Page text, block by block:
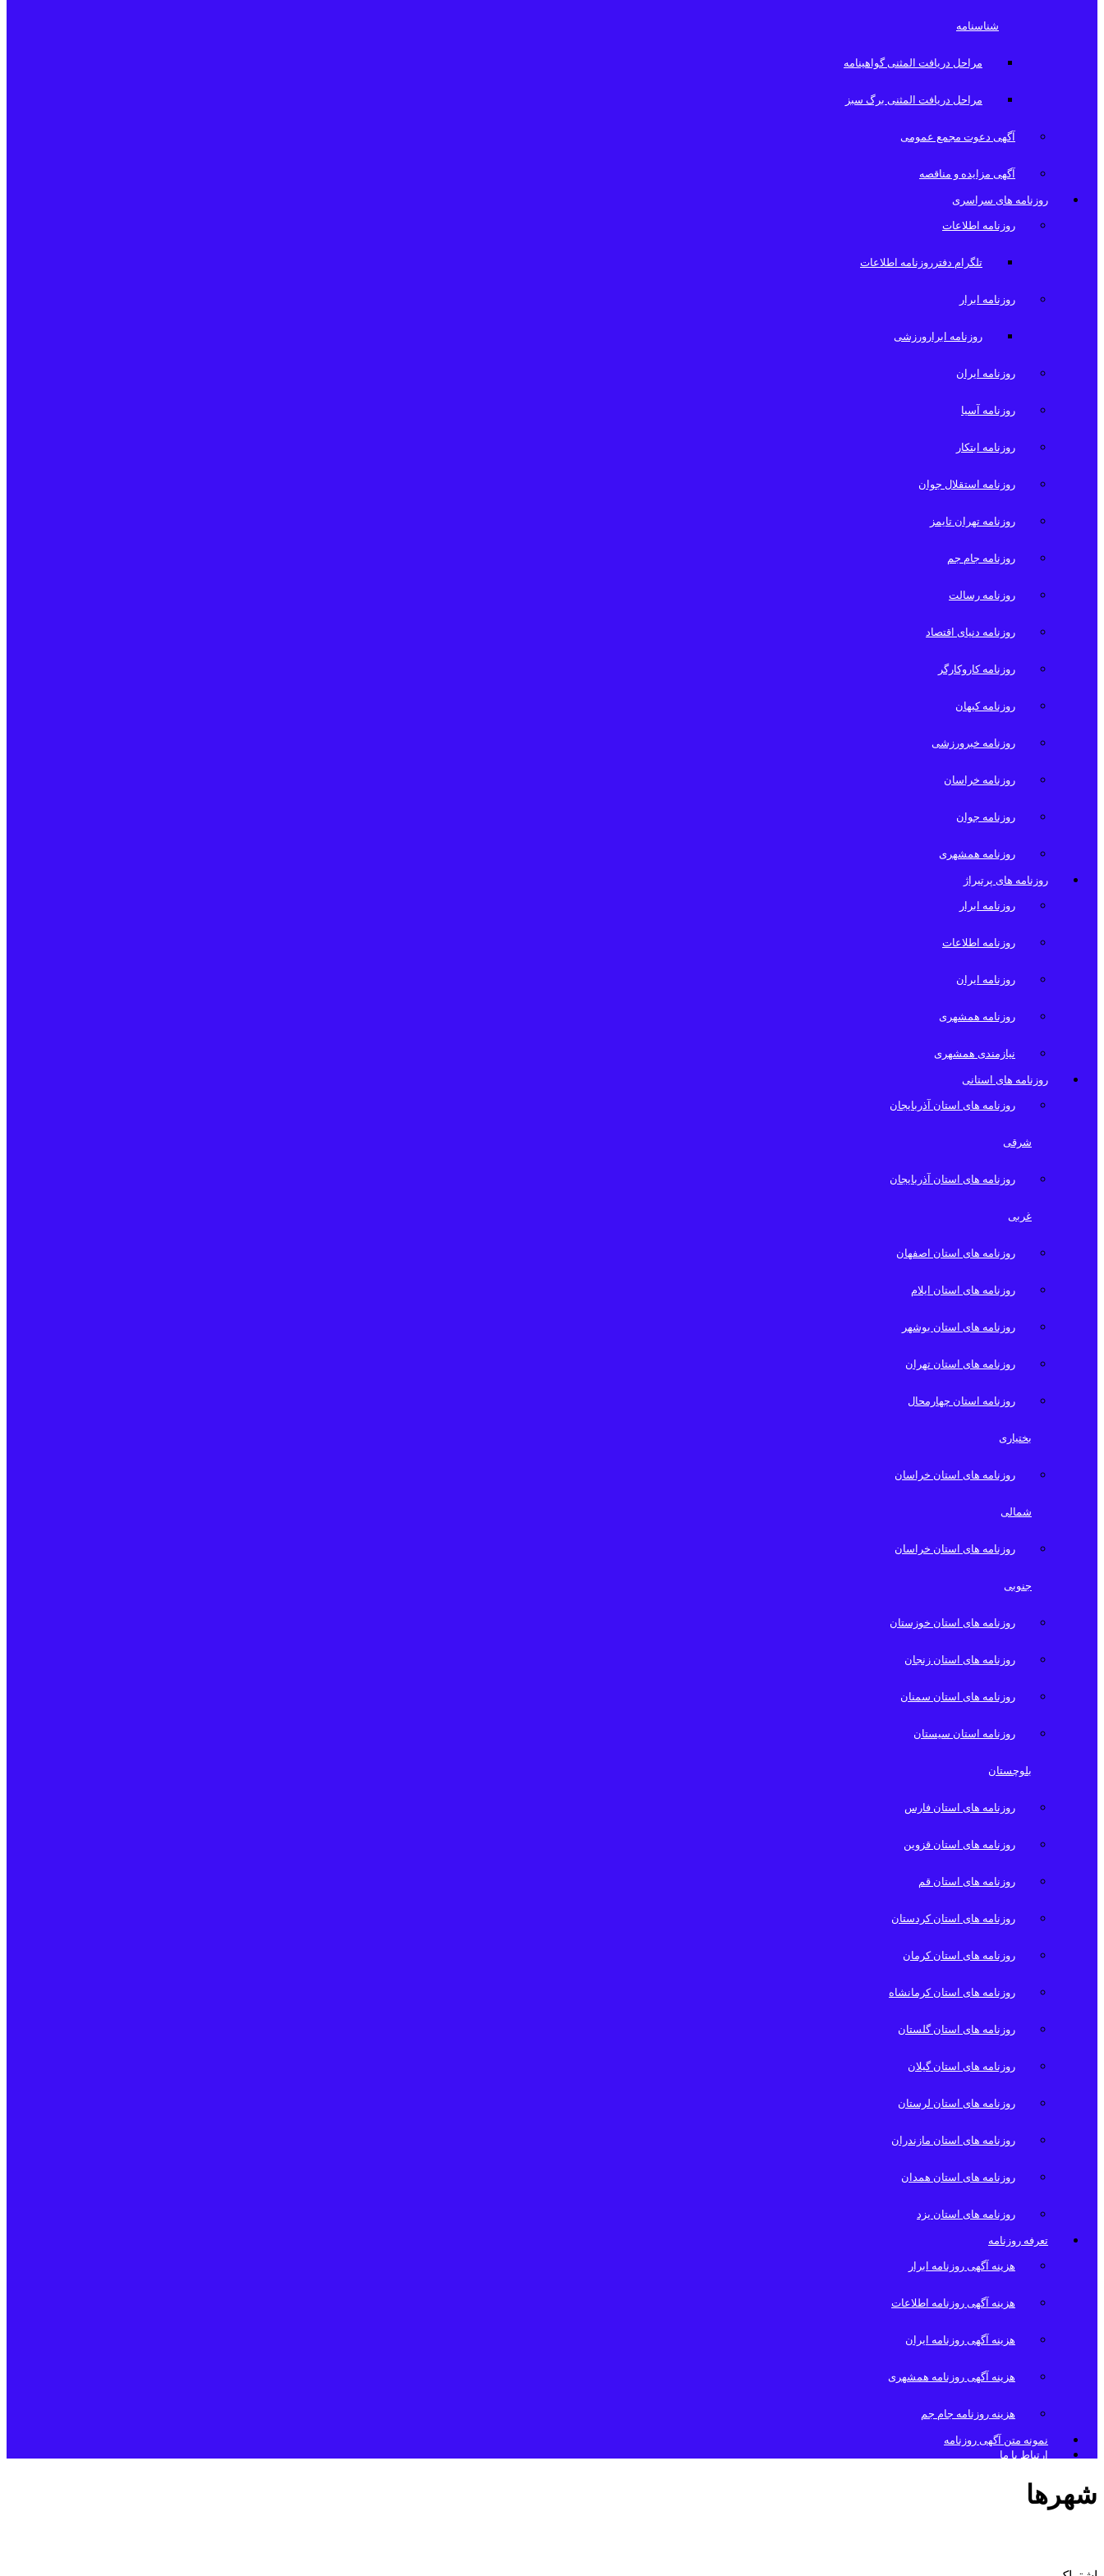
شناسنامه
مراحل دریافت المثنی گواهینامه
مراحل دریافت المثنی برگ سبز
آگهی دعوت مجمع عمومی
آگهی مزایده و مناقصه
روزنامه های سراسری
روزنامه اطلاعات
تلگرام دفترروزنامه اطلاعات
روزنامه ابرار
روزنامه ابرارورزشی
روزنامه ایران
روزنامه آسیا
روزنامه ابتکار
روزنامه استقلال جوان
روزنامه تهران تایمز
روزنامه جام جم
روزنامه رسالت
روزنامه دنیای اقتصاد
روزنامه کاروکارگر
روزنامه کیهان
روزنامه خبرورزشی
روزنامه خراسان
روزنامه جوان
روزنامه همشهری
روزنامه های پرتیراژ
روزنامه ابرار
روزنامه اطلاعات
روزنامه ایران
روزنامه همشهری
نیازمندی همشهری
روزنامه های استانی
روزنامه های استان آذربایجان
شرقی
روزنامه های استان آذربایجان
غربی
روزنامه های استان اصفهان
روزنامه های استان ایلام
روزنامه های استان بوشهر
روزنامه های استان تهران
روزنامه استان چهارمحال
بختیاری
روزنامه های استان خراسان
شمالی
روزنامه های استان خراسان
جنوبی
روزنامه های استان خوزستان
روزنامه های استان زنجان
روزنامه های استان سمنان
روزنامه استان سیستان
بلوچستان
روزنامه های استان فارس
روزنامه های استان قزوین
روزنامه های استان قم
روزنامه های استان کردستان
روزنامه های استان کرمان
روزنامه های استان کرمانشاه
روزنامه های استان گلستان
روزنامه های استان گیلان
روزنامه های استان لرستان
روزنامه های استان مازندران
روزنامه های استان همدان
روزنامه های استان یزد
تعرفه روزنامه
هزینه آگهی روزنامه ابرار
هزینه آگهی روزنامه اطلاعات
هزینه آگهی روزنامه ایران
هزینه آگهی روزنامه همشهری
هزینه روزنامه جام جم
نمونه متن آگهی روزنامه
ارتباط با ما
شهرها